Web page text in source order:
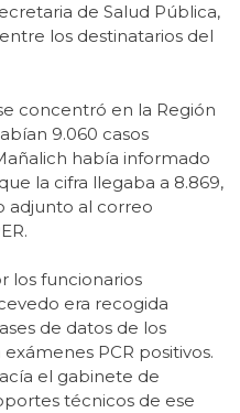
de Salud Pública,
los destinatarios del
concentró en la Región
9.060 casos
había informado
la cifra llegaba a 8.869,
adjunto al correo
los funcionarios
era recogida
de datos de los
PCR positivos.
el gabinete de
técnicos de ese